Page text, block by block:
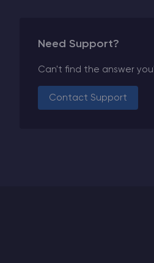
Need Support?
Can't find the answer
Contact Support